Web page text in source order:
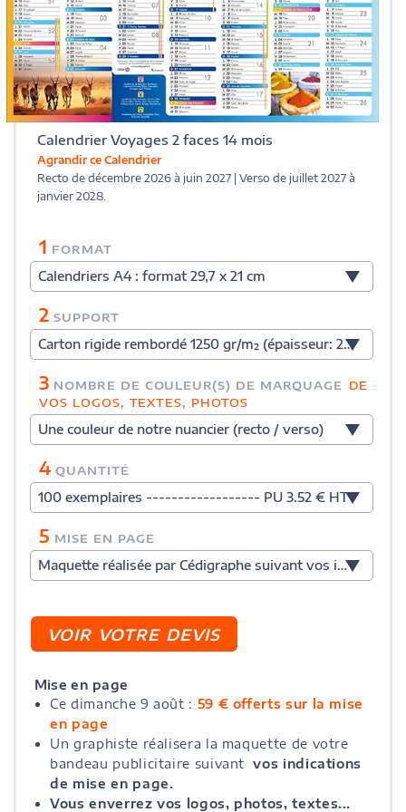
Calendrier Voyages 2 faces 14 mois
Agrandir ce Calendrier
Recto de décembre 2026 à juin 2027 | Verso de juillet 2027 à
janvier 2028.
1 FORMAT
Calendriers A4 : format 29,7 x 21 cm
2 SUPPORT
Carton rigide rembordé 1250 gr/m² (épaisseur: 2 mm)
3 NOMBRE DE COULEUR(S) DE MARQUAGE DE
VOS LOGOS, TEXTES, PHOTOS
Une couleur de notre nuancier (recto / verso)
4 QUANTITÉ
100 exemplaires ------------------ PU 3.52 € HT
5 MISE EN PAGE
Maquette réalisée par Cédigraphe suivant vos indications
Mise en page
Ce dimanche 9 août : 59 € offerts sur la mise
en page
Un graphiste réalisera la maquette de votre
bandeau publicitaire suivantvos indications
de mise en page.
Vous enverrez vos logos, photos, textes...